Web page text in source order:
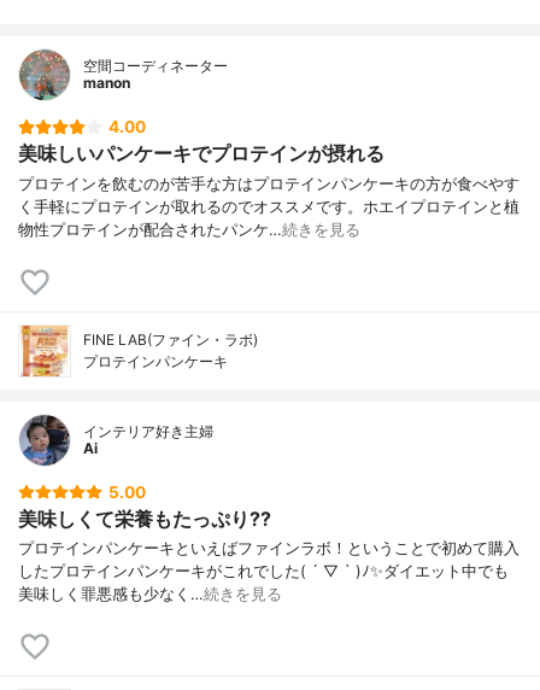
空間コーディネーター
manon
4.00
美味しいパンケーキでプロテインが摂れる
プロテインを飲むのが苦手な方はプロテインパンケーキの方が食べやす
く手軽にプロテインが取れるのでオススメです。ホエイプロテインと植
物性プロテインが配合されたパンケ…続きを見る
FINE LAB(ファイン・ラボ)
プロテインパンケーキ
インテリア好き主婦
Ai
5.00
美味しくて栄養もたっぷり??
プロテインパンケーキといえばファインラボ！ということで初めて購入
したプロテインパンケーキがこれでした( ´ ▽ ` )ﾉ✨ダイエット中でも
美味しく罪悪感も少なく…続きを見る